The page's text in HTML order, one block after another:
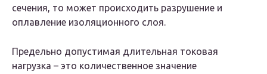
сечения, то может происходить разрушение и
оплавление изоляционного слоя.
Предельно допустимая длительная токовая
нагрузка – это количественное значение